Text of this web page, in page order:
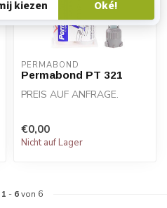
PERMABOND
Permabond PT 321
PREIS AUF ANFRAGE.
Komponenten-
Polyurethanklebsto...
€0,00
Nicht auf Lager
1 - 6von 6